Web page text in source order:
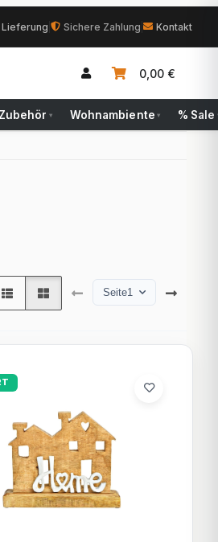
Lieferung Sichere Zahlung Kontakt
0,00 €
▾ Wohnambiente ▾ % Sale
Seite1